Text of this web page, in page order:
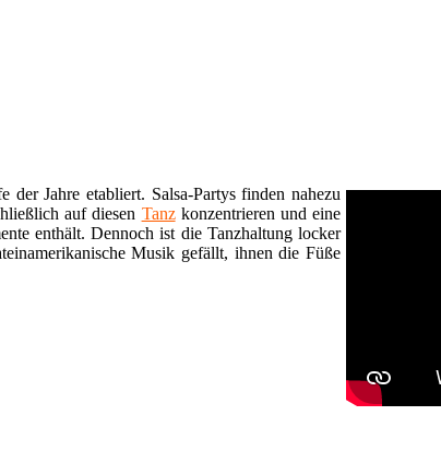
Jahre etabliert. Salsa-Partys finden nahezu
auf diesen Tanzkonzentrieren und eine
enthält. Dennoch ist die Tanzhaltung locker
Musik gefällt, ihnen die Füße